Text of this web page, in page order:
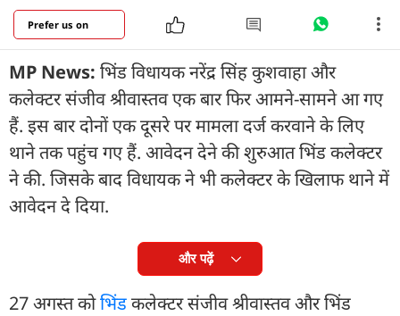
Prefer us on
MP News: भिंड विधायक नरेंद्र सिंह कुशवाहा और
कलेक्टर संजीव श्रीवास्तव एक बार फिर आमने-सामने आ गए
हैं. इस बार दोनों एक दूसरे पर मामला दर्ज करवाने के लिए
थाने तक पहुंच गए हैं. आवेदन देने की शुरुआत भिंड कलेक्टर
ने की. जिसके बाद विधायक ने भी कलेक्टर के खिलाफ थाने में
आवेदन दे दिया.
और पढ़ें
27 अगस्त कोभिंडकलेक्टर संजीव श्रीवास्तव और भिंड